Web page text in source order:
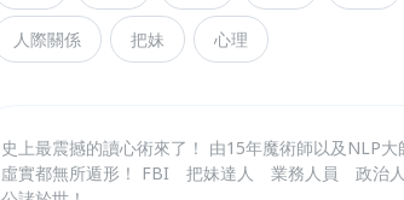
人際關係 把妹 心理
史上最震撼的讀心術來了！ 由15年魔術師以及NLP
虛實都無所遁形！ FBI 把妹達人 業務人員 政治